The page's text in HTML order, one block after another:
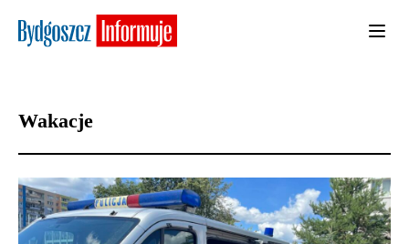
Wakacje